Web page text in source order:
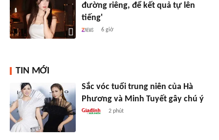
đường riêng, để kết quả tự lên
tiếng'
6 giờ
TIN MỚI
Sắc vóc tuổi trung niên của Hà
Phương và Minh Tuyết gây chú ý
2 phút